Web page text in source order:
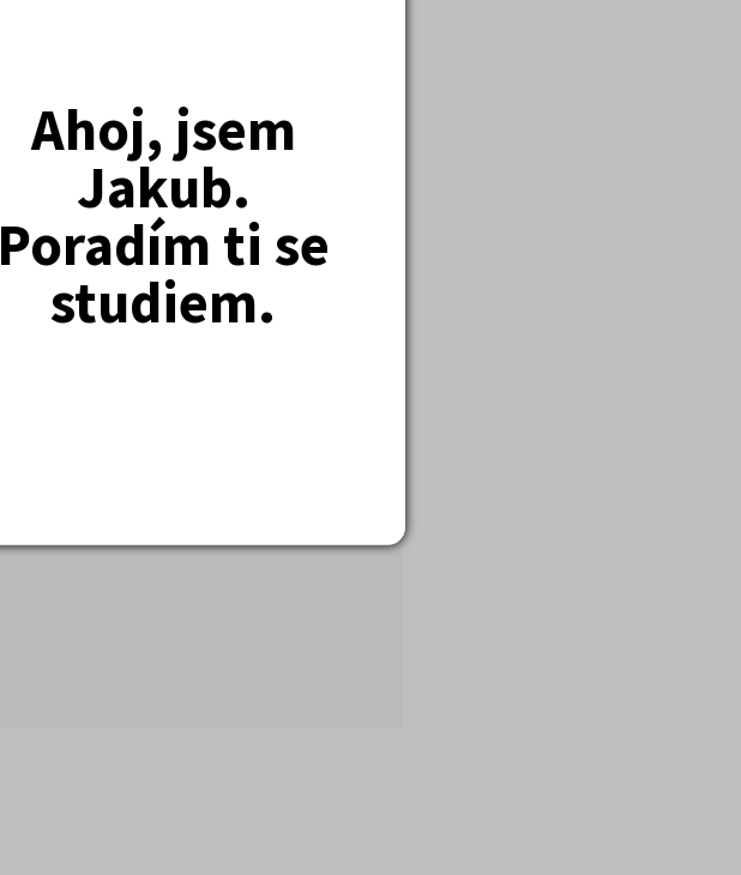
Ahoj, jsem
Jakub.
Poradím ti se
studiem.